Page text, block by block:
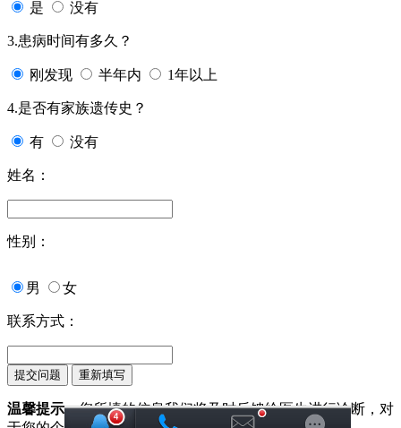
是 没有
3.患病时间有多久？
刚发现 半年内 1年以上
4.是否有家族遗传史？
有 没有
姓名：
性别：
男 女
联系方式：
温馨提示：您所填的信息我们将及时反馈给医生进行诊断，对